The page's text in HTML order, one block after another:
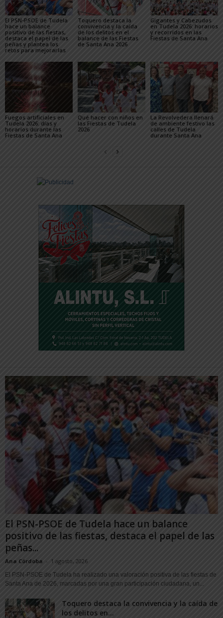
El PSN-PSOE de Tudela
hace un balance
positivo de las fiestas,
destaca el papel de las
peñas y plantea los
retos para mejorarlas
Toquero destaca la
convivencia y la caída
de los delitos en el
balance de las Fiestas
de Santa Ana 2026
Gigantes y Cabezudos
en Tudela 2026: horarios
y recorridos en las
Fiestas de Santa Ana
Fuegos artificiales en
Tudela 2026: días y
horarios durante las
Fiestas de Santa Ana
Qué hacer con niños en
las Fiestas de Tudela
2026
La Revolvedera llenará
de ambiente festivo las
calles de Tudela
durante Santa Ana
El PSN-PSOE de Tudela hace un balance
positivo de las fiestas, destaca el papel de las
peñas...
Ana Córdoba - 1 agosto, 2026
El PSN-PSOE de Tudela ha realizado una valoración positiva de las fiestas de
Santa Ana de 2026, marcadas por una gran participación ciudadana, un...
Toquero destaca la convivencia y la caída de
los delitos en...